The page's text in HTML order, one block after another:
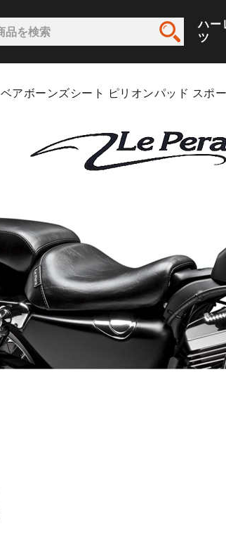
ハー
ツ
ベアボーンズシート ピリオンパッド スポ